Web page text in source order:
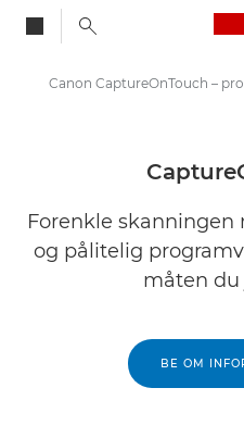
Løsninger og tjenester
Programvare for bedrifter
Forenkle
og pålitelig
måten du
BE OM